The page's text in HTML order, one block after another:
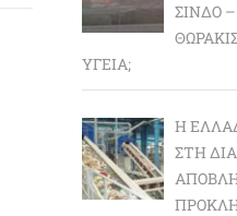
ΣΊΝΔΟ
ΥΓΕΊΑ;
Η
ΣΤΗ